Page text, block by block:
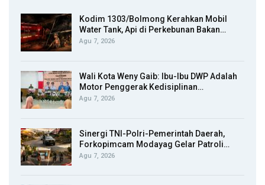
Kodim 1303/Bolmong Kerahkan Mobil
Water Tank, Api di Perkebunan Bakan…
Agu 7, 2026
Wali Kota Weny Gaib: Ibu-Ibu DWP Adalah
Motor Penggerak Kedisiplinan…
Agu 7, 2026
Sinergi TNI-Polri-Pemerintah Daerah,
Forkopimcam Modayag Gelar Patroli…
Agu 7, 2026